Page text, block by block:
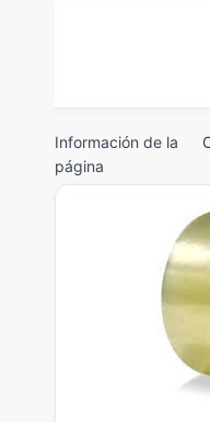
Información de la
página